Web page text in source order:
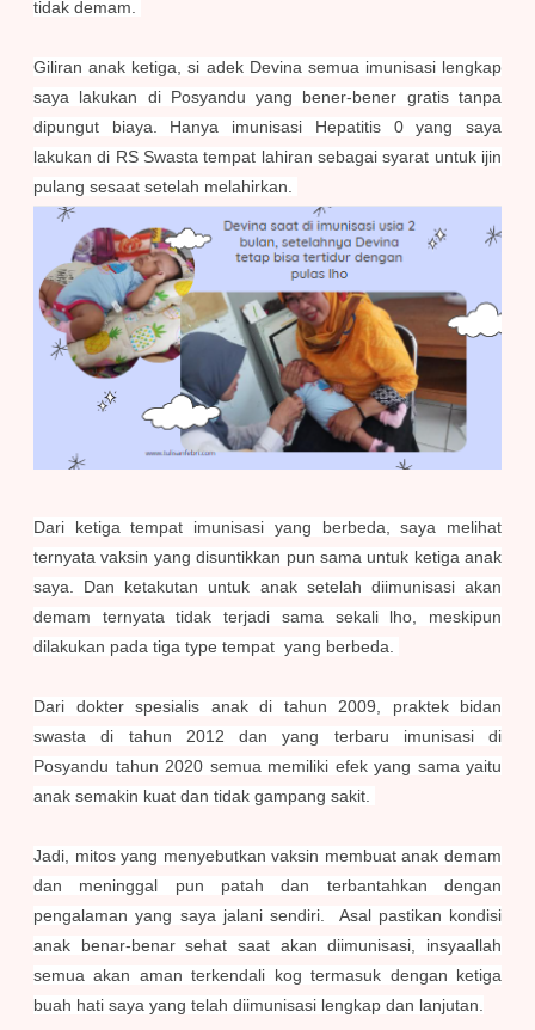
tidak demam.
Giliran anak ketiga, si adek Devina semua imunisasi lengkap
saya lakukan di Posyandu yang bener-bener gratis tanpa
dipungut biaya. Hanya imunisasi Hepatitis 0 yang saya
lakukan di RS Swasta tempat lahiran sebagai syarat untuk ijin
pulang sesaat setelah melahirkan.
Dari ketiga tempat imunisasi yang berbeda, saya melihat
ternyata vaksin yang disuntikkan pun sama untuk ketiga anak
saya. Dan ketakutan untuk anak setelah diimunisasi akan
demam ternyata tidak terjadi sama sekali lho, meskipun
dilakukan pada tiga type tempat yang berbeda.
Dari dokter spesialis anak di tahun 2009, praktek bidan
swasta di tahun 2012 dan yang terbaru imunisasi di
Posyandu tahun 2020 semua memiliki efek yang sama yaitu
anak semakin kuat dan tidak gampang sakit.
Jadi, mitos yang menyebutkan vaksin membuat anak demam
dan meninggal pun patah dan terbantahkan dengan
pengalaman yang saya jalani sendiri. Asal pastikan kondisi
anak benar-benar sehat saat akan diimunisasi, insyaallah
semua akan aman terkendali kog termasuk dengan ketiga
buah hati saya yang telah diimunisasi lengkap dan lanjutan.